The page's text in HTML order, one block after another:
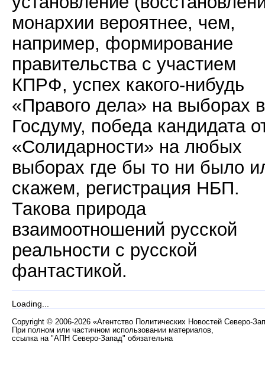
монархии вероятнее, чем,
например, формирование
правительства с участием
КПРФ, успех какого-нибудь
«Правого дела» на выборах в
Госдуму, победа кандидата
«Солидарности» на любых
выборах где бы то ни было
скажем, регистрация НБП.
Такова природа
взаимоотношений русской
реальности с русской
фантастикой.
Loading...
Copyright © 2006-2026 «Агентство Политических Новостей Северо-
При полном или частичном использовании материалов,
ссылка на "АПН Северо-Запад" обязательна